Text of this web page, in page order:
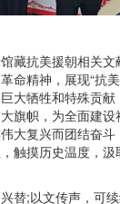
抗美援朝相关文
命精神，展现“抗
大牺牲和特殊贡
旗帜，为全面建
大复兴而团结奋
触摸历史温度，
;以文传声，可续